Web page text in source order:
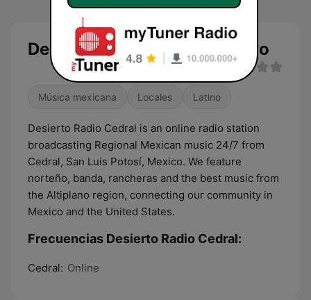
Desierto Radio Cedral en vivo
Música mexicana Locales Latino
Desierto Radio Cedral is an online radio station
broadcasting Regional Mexican music 24/7 from
Cedral, San Luis Potosí, Mexico. We feature
norteño, banda, rancheras and the best music from
the Altiplano region, connecting our community in
Mexico and the United States.
Frecuencias Desierto Radio Cedral:
Cedral: Online